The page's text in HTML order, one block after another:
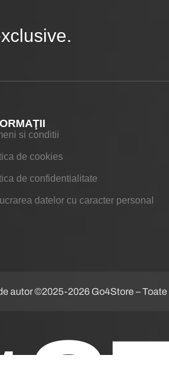
si conditii
de cookies
de confidentialitate
datelor cu caracter personal
autor ©2025-2026 Go4Store –